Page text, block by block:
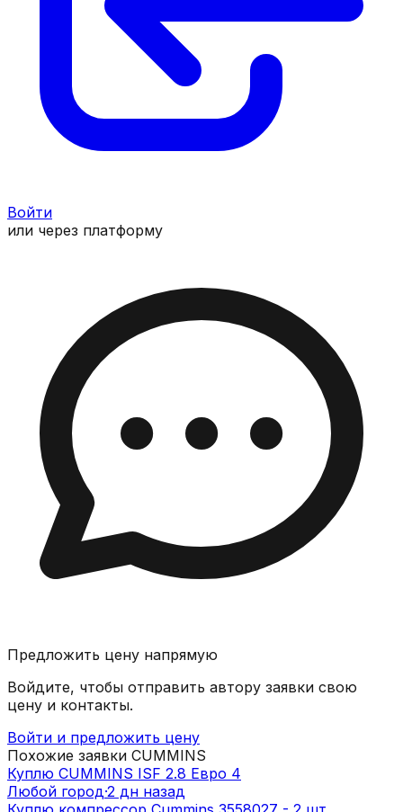
Войти
или через платформу
Предложить цену напрямую
Войдите, чтобы отправить автору заявки свою
цену и контакты.
Войти и предложить цену
Похожие заявки CUMMINS
Куплю CUMMINS ISF 2.8 Евро 4
Любой город·2 дн назад